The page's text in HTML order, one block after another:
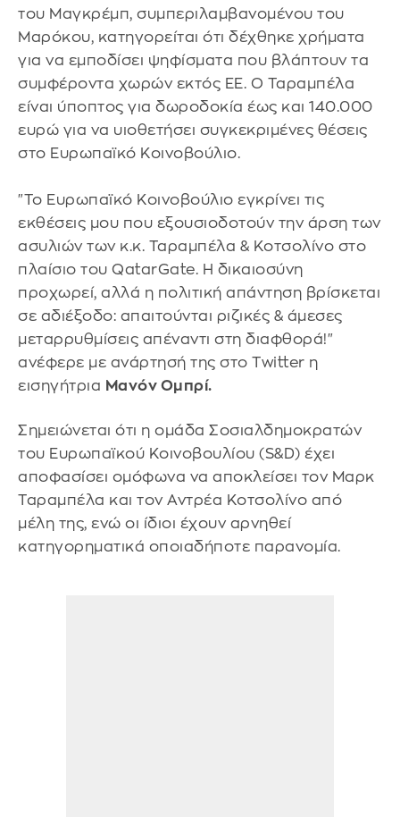
του Μαγκρέμπ, συμπεριλαμβανομένου του
Μαρόκου, κατηγορείται ότι δέχθηκε χρήματα
για να εμποδίσει ψηφίσματα που βλάπτουν τα
συμφέροντα χωρών εκτός ΕΕ. Ο Ταραμπέλα
είναι ύποπτος για δωροδοκία έως και 140.000
ευρώ για να υιοθετήσει συγκεκριμένες θέσεις
στο Ευρωπαϊκό Κοινοβούλιο.
"Το Ευρωπαϊκό Κοινοβούλιο εγκρίνει τις
εκθέσεις μου που εξουσιοδοτούν την άρση των
ασυλιών των κ.κ. Ταραμπέλα & Κοτσολίνο στο
πλαίσιο του QatarGate. Η δικαιοσύνη
προχωρεί, αλλά η πολιτική απάντηση βρίσκεται
σε αδιέξοδο: απαιτούνται ριζικές & άμεσες
μεταρρυθμίσεις απέναντι στη διαφθορά!"
ανέφερε με ανάρτησή της στο Twitter η
εισηγήτρια Μανόν Ομπρί.
Σημειώνεται ότι η ομάδα Σοσιαλδημοκρατών
του Ευρωπαϊκού Κοινοβουλίου (S&D) έχει
αποφασίσει ομόφωνα να αποκλείσει τον Μαρκ
Ταραμπέλα και τον Αντρέα Κοτσολίνο από
μέλη της, ενώ οι ίδιοι έχουν αρνηθεί
κατηγορηματικά οποιαδήποτε παρανομία.